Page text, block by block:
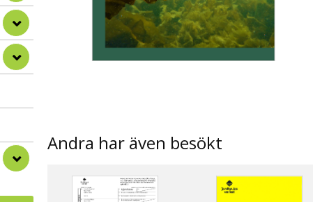
Andra har även besökt